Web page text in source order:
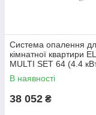
Система опалення
кімнатної квартири
MULTI SET 64 (4.4
В наявності
38 052 ₴